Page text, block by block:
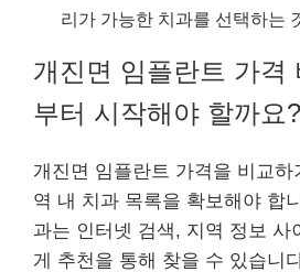
리가 가능한 치과를 선택하는
개진면 임플란트 가격
부터 시작해야 할까요?
개진면 임플란트 가격을 비교하
역 내 치과 목록을 확보해야 합
과는 인터넷 검색, 지역 정보 사
게 추천을 통해 찾을 수 있습니